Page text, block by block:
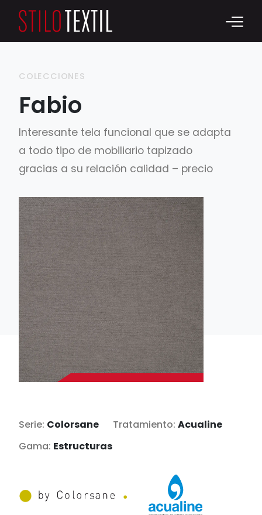
COLECCIONES
Fabio
Interesante tela funcional que se adapta
a todo tipo de mobiliario tapizado
gracias a su relación calidad – precio
Serie: Colorsane Tratamiento: Acualine
Gama: Estructuras